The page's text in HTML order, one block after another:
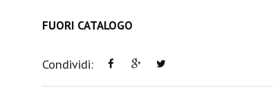
FUORI CATALOGO
Condividi: